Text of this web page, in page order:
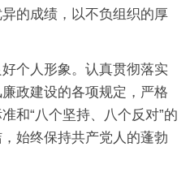
的成绩，以不负组织的厚
个人形象。认真贯彻落实
政建设的各项规定，严格
和“八个坚持、八个反对”的
始终保持共产党人的蓬勃